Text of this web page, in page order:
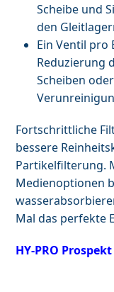
Scheibe und
den
Ein Ventil
Reduzierung
Scheiben
Fortschrittliche
bessere
Partikelfilterung.
Medienoptionen
Mal das perfekte
HY-PRO Prospekt